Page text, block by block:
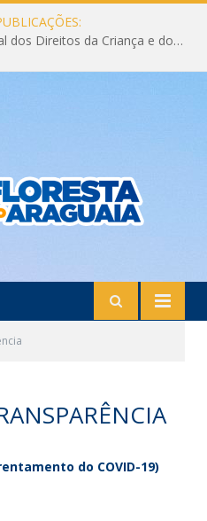
Eleição do Conselho Municipal dos Direitos da Criança e do Adolescente CMDCA 2026
do COVID-19)